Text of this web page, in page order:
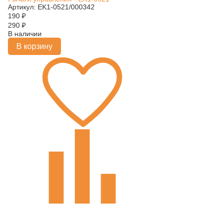
Артикул: EK1-0521/000342
190 ₽
290 ₽
В наличии
В корзину